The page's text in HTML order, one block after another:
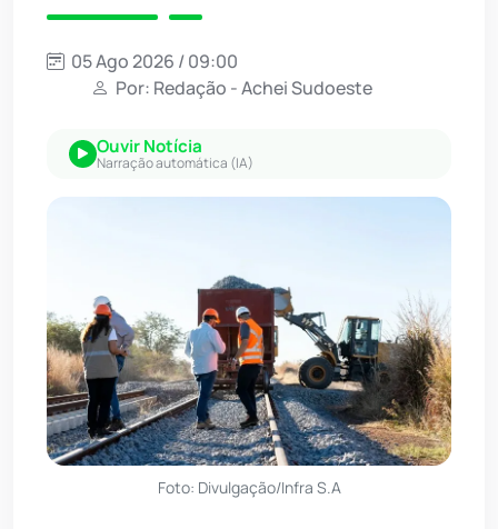
05 Ago 2026 / 09:00
Por: Redação - Achei Sudoeste
Ouvir Notícia
Narração automática (IA)
Foto: Divulgação/Infra S.A